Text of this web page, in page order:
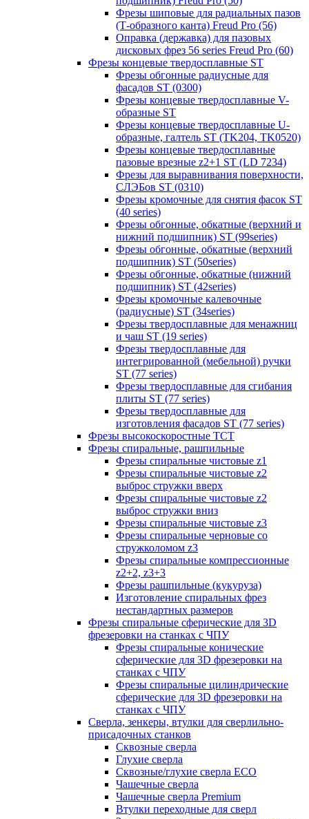
Фрезы шиповые для радиальных пазов
(Т-образного канта) Freud Pro (56)
Оправка (державка) для пазовых
дисковых фрез 56 series Freud Pro (60)
Фрезы концевые твердосплавные ST
Фрезы обгонные радиусные для
фасадов ST (0300)
Фрезы концевые твердосплавные V-
образные ST
Фрезы концевые твердосплавные U-
образные, галтель ST (TK204, TK0520)
Фрезы концевые твердосплавные
пазовые врезные z2+1 ST (LD 7234)
Фрезы для выравнивания поверхности,
СЛЭБов ST (0310)
Фрезы кромочные для снятия фасок ST
(40 series)
Фрезы обгонные, обкатные (верхний и
нижний подшипник) ST (99series)
Фрезы обгонные, обкатные (верхний
подшипник) ST (50series)
Фрезы обгонные, обкатные (нижний
подшипник) ST (42series)
Фрезы кромочные калевочные
(радиусные) ST (34series)
Фрезы твердосплавные для менажниц
и чаш ST (19 series)
Фрезы твердосплавные для
интегрированной (мебельной) ручки
ST (77 series)
Фрезы твердосплавные для сгибания
плиты ST (77 series)
Фрезы твердосплавные для
изготовления фасадов ST (77 series)
Фрезы высокоскоростные ТСТ
Фрезы спиральные, рашпильные
Фрезы спиральные чистовые z1
Фрезы спиральные чистовые z2
выброс стружки вверх
Фрезы спиральные чистовые z2
выброс стружки вниз
Фрезы спиральные чистовые z3
Фрезы спиральные черновые со
стружколомом z3
Фрезы спиральные компрессионные
z2+2, z3+3
Фрезы рашпильные (кукуруза)
Изготовление спиральных фрез
нестандартных размеров
Фрезы спиральные сферические для 3D
фрезеровки на станках с ЧПУ
Фрезы спиральные конические
сферические для 3D фрезеровки на
станках с ЧПУ
Фрезы спиральные цилиндрические
сферические для 3D фрезеровки на
станках с ЧПУ
Сверла, зенкеры, втулки для сверлильно-
присадочных станков
Сквозные сверла
Глухие сверла
Сквозные/глухие сверла ECO
Чашечные сверла
Чашечные сверла Premium
Втулки переходные для сверл